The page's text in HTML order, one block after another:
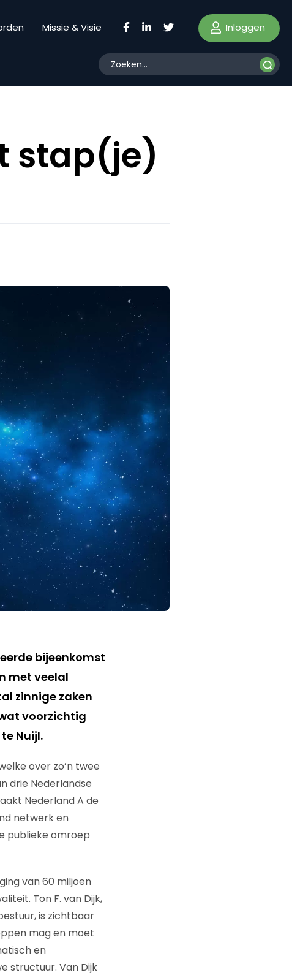
Missie & Visie Inloggen
stap(je)
bijeenkomst
met veelal
zinnige zaken
voorzichtig
Nuijl.
over zo’n twee
drie Nederlandse
Nederland A de
netwerk en
publieke omroep
van 60 miljoen
Ton F. van Dijk,
is zichtbaar
mag en moet
en
structuur. Van Dijk